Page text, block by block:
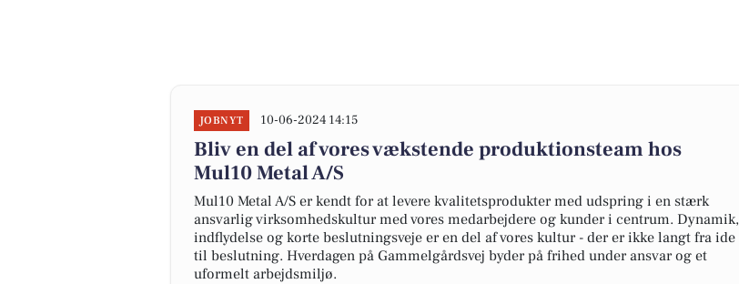
JOBNYT 10-06-2024 14:15
Bliv en del af vores vækstende produktionsteam hos
Mul10 Metal A/S
Mul10 Metal A/S er kendt for at levere kvalitetsprodukter med udspring i en stærk
ansvarlig virksomhedskultur med vores medarbejdere og kunder i centrum. Dynamik,
indflydelse og korte beslutningsveje er en del af vores kultur - der er ikke langt fra ide
til beslutning. Hverdagen på Gammelgårdsvej byder på frihed under ansvar og et
uformelt arbejdsmiljø.